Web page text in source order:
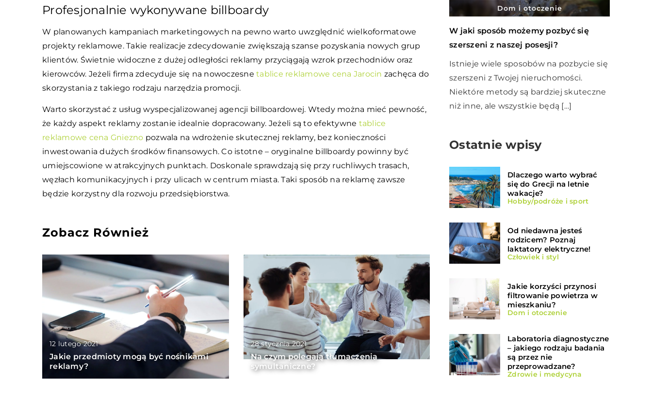
Profesjonalnie wykonywane billboardy
W planowanych kampaniach marketingowych na pewno warto uwzględnić wielkoformatowe
projekty reklamowe. Takie realizacje zdecydowanie zwiększają szanse pozyskania nowych grup
klientów. Świetnie widoczne z dużej odległości reklamy przyciągają wzrok przechodniów oraz
kierowców. Jeżeli firma zdecyduje się na nowoczesne tablice reklamowe cena Jarocin zachęca do
skorzystania z takiego rodzaju narzędzia promocji.
Warto skorzystać z usług wyspecjalizowanej agencji billboardowej. Wtedy można mieć pewność,
że każdy aspekt reklamy zostanie idealnie dopracowany. Jeżeli są to efektywne tablice
reklamowe cena Gniezno pozwala na wdrożenie skutecznej reklamy, bez konieczności
inwestowania dużych środków finansowych. Co istotne – oryginalne billboardy powinny być
umiejscowione w atrakcyjnych punktach. Doskonale sprawdzają się przy ruchliwych trasach,
węzłach komunikacyjnych i przy ulicach w centrum miasta. Taki sposób na reklamę zawsze
będzie korzystny dla rozwoju przedsiębiorstwa.
Zobacz Również
12 lutego 2021
Jakie przedmioty mogą być nośnikami
reklamy?
28 stycznia 2021
Na czym polegają tłumaczenia
symultaniczne?
Dom i otoczenie
W jaki sposób możemy pozbyć się
szerszeni z naszej posesji?
Istnieje wiele sposobów na pozbycie się
szerszeni z Twojej nieruchomości.
Niektóre metody są bardziej skuteczne
niż inne, ale wszystkie będą […]
Ostatnie wpisy
Dlaczego warto wybrać
się do Grecji na letnie
wakacje?
Hobby/podróże i sport
Od niedawna jesteś
rodzicem? Poznaj
laktatory elektryczne!
Człowiek i styl
Jakie korzyści przynosi
filtrowanie powietrza w
mieszkaniu?
Dom i otoczenie
Laboratoria diagnostyczne
– jakiego rodzaju badania
są przez nie
przeprowadzane?
Zdrowie i medycyna